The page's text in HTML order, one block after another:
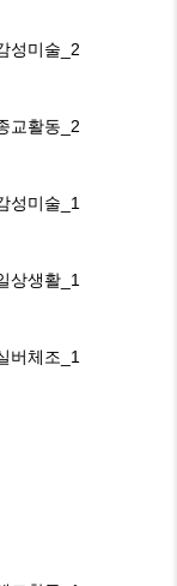
성미술_2
교활동_2
성미술_1
상생활_1
버체조_1